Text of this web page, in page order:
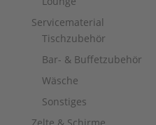
Servicematerial
Tischzubehör
Bar- & Buffetzubehör
Wäsche
Sonstiges